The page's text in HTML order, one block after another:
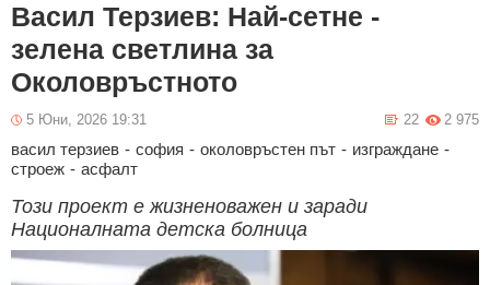
Васил Терзиев: Най-сетне -
зелена светлина за
Околовръстното
5 Юни, 2026 19:31 2 975
22
васил терзиев - софия - околовръстен път - изграждане -
строеж - асфалт
Този проект е жизненоважен и заради
Националната детска болница